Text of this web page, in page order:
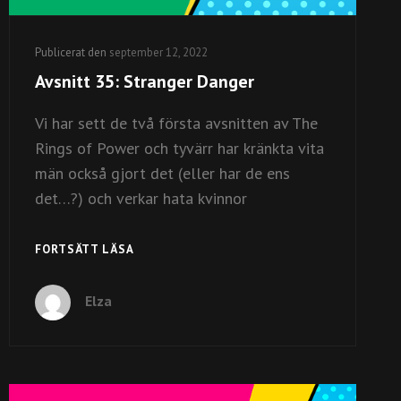
Publicerat den september 12, 2022
Avsnitt 35: Stranger Danger
Vi har sett de två första avsnitten av The
Rings of Power och tyvärr har kränkta vita
män också gjort det (eller har de ens
det…?) och verkar hata kvinnor
FORTSÄTT LÄSAAVSNITT
Elza